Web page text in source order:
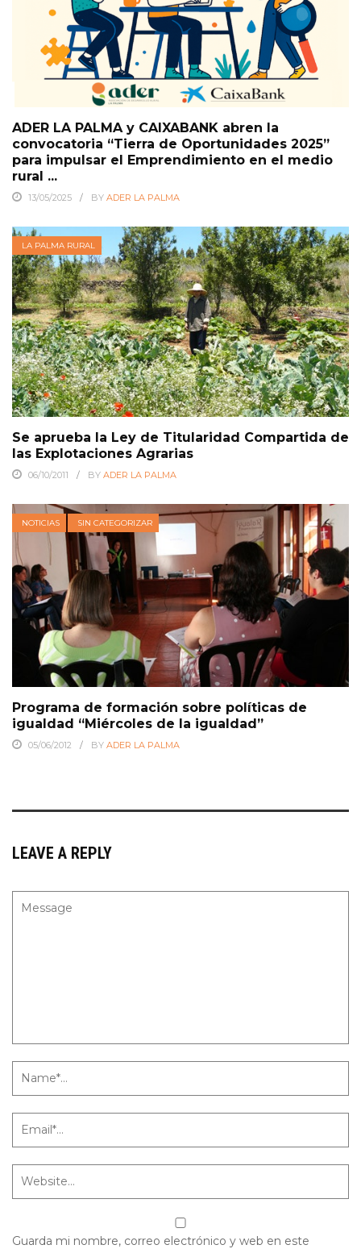
ADER LA PALMA y CAIXABANK abren la
convocatoria “Tierra de Oportunidades 2025”
para impulsar el Emprendimiento en el medio
rural ...
13/05/2025 BY ADER LA PALMA
LA PALMA RURAL
Se aprueba la Ley de Titularidad Compartida de
las Explotaciones Agrarias
06/10/2011 BY ADER LA PALMA
NOTICIAS SIN CATEGORIZAR
Programa de formación sobre políticas de
igualdad “Miércoles de la igualdad”
05/06/2012 BY ADER LA PALMA
LEAVE A REPLY
Guarda mi nombre, correo electrónico y web en este